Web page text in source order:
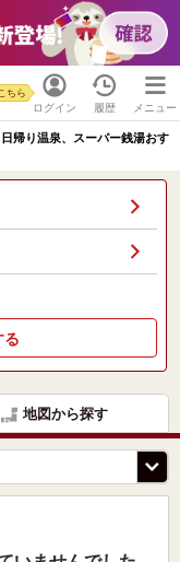
ログイン
ちら
履歴 メニュー
帰り温泉、スーパー銭湯おす
る
地図から探す